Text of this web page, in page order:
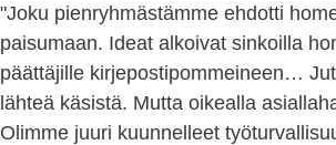
"Joku pienryhmästämme ehdotti
paisumaan. Ideat alkoivat sinkoilla
päättäjille kirjepostipommeineen…
lähteä käsistä. Mutta oikealla
Olimme juuri kuunnelleet